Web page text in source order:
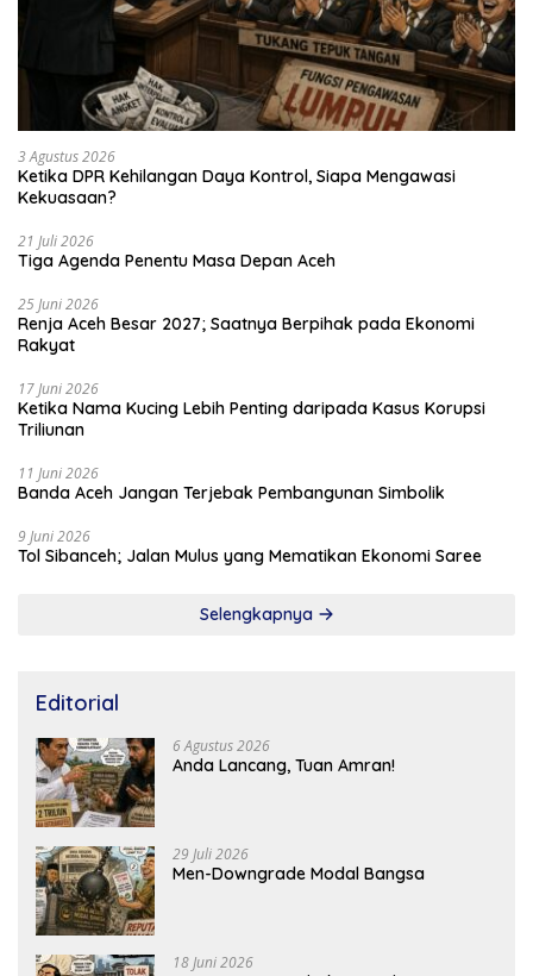
3 Agustus 2026
Ketika DPR Kehilangan Daya Kontrol, Siapa Mengawasi
Kekuasaan?
21 Juli 2026
Tiga Agenda Penentu Masa Depan Aceh
25 Juni 2026
Renja Aceh Besar 2027; Saatnya Berpihak pada Ekonomi
Rakyat
17 Juni 2026
Ketika Nama Kucing Lebih Penting daripada Kasus Korupsi
Triliunan
11 Juni 2026
Banda Aceh Jangan Terjebak Pembangunan Simbolik
9 Juni 2026
Tol Sibanceh; Jalan Mulus yang Mematikan Ekonomi Saree
Selengkapnya
Editorial
6 Agustus 2026
Anda Lancang, Tuan Amran!
29 Juli 2026
Men-Downgrade Modal Bangsa
18 Juni 2026